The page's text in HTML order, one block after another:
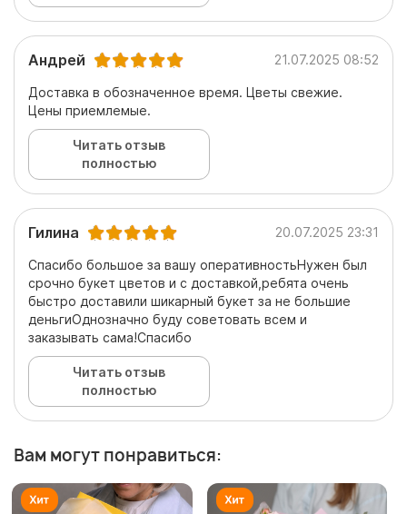
Андрей 21.07.2025 08:52
Доставка в обозначенное время. Цветы свежие.
Цены приемлемые.
Читать отзыв
полностью
Гилина 20.07.2025 23:31
Спасибо большое за вашу оперативностьНужен был
срочно букет цветов и с доставкой,ребята очень
быстро доставили шикарный букет за не большие
деньгиОднозначно буду советовать всем и
заказывать сама!Спасибо
Читать отзыв
полностью
Вам могут понравиться: